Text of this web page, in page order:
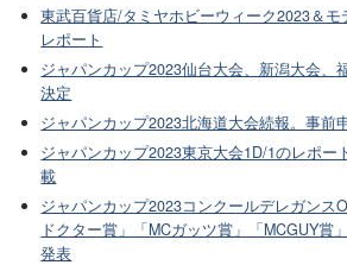
東武百貨店/タミヤホビーウィーク2023＆モ
レポート
ジャパンカップ2023仙台大会、新潟大会、
決定
ジャパンカップ2023北海道大会続報。事前
ジャパンカップ2023東京大会1D/1のレポー
載
ジャパンカップ2023コンクールデレガンス
ドクター賞」「MCガッツ賞」「MCGUY賞
発表